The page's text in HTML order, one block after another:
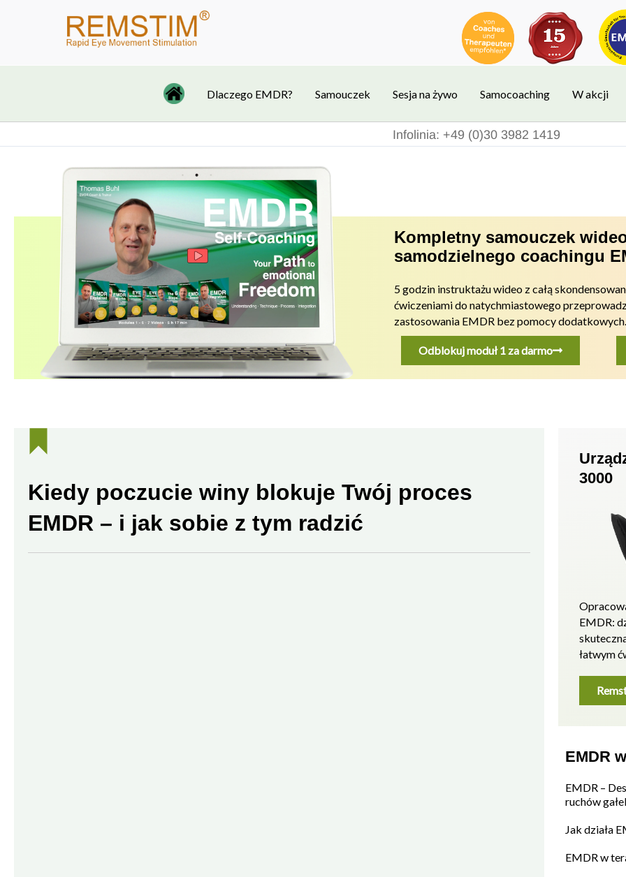
Dlaczego EMDR? Samouczek Sesja na żywo Samocoaching W akcji
Infolinia: +49 (0)30 3982 1419
Kompletny samouczek
samodzielnego coachingu
5 godzin instruktażu wideo z całą
ćwiczeniami donatychmiastowego
zastosowania EMDR bez pomocy dodatkowych.
Odblokuj moduł 1 za darmo
Kiedy poczucie winy blokuje Twój proces
EMDR – i jak sobie z tym radzić
3000
EMDR:
łatwym
EMDR
EMDR –
ruchów
Jak działa
EMDR w